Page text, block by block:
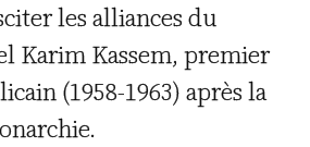
les alliances du
Karim Kassem, premier
(1958-1963) après la